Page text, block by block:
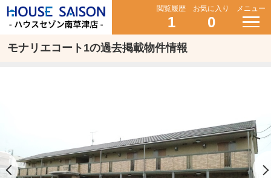
閲覧履歴
1
お気に入り
0
メニュー
モナリエコート1の過去掲載物件情報